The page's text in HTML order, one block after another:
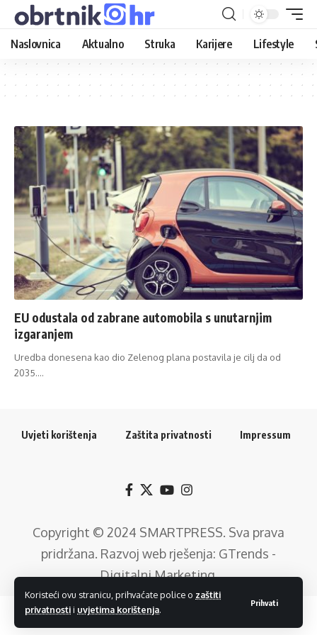
Koristeći ovu stranicu, prihvaćate police o zaštiti
privatnostii uvjetima korištenja.
Prihvati
Naslovnica Aktualno Struka Karijere Lifestyle
EU odustala od zabrane automobila s unutarnjim
izgaranjem
Uredba donesena kao dio Zelenog plana postavila je cilj da od
2035.…
Uvjeti korištenja Zaštita privatnosti Impressum
Copyright © 2024 SMARTPRESS. Sva prava
pridržana. Razvoj web rješenja: GTrends -
Digitalni Marketing.